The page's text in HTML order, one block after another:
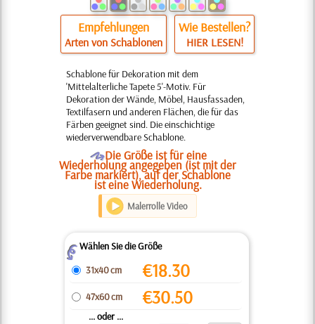
Empfehlungen
Arten von Schablonen
Wie Bestellen?
HIER LESEN!
Schablone für Dekoration mit dem
'Mittelalterliche Tapete 5'-Motiv. Für
Dekoration der Wände, Möbel, Hausfassaden,
Textilfasern und anderen Flächen, die für das
Färben geeignet sind. Die einschichtige
wiederverwendbare Schablone.
ODie Größe ist für eine
Wiederholung angegeben (ist mit der
Farbe markiert), auf der Schablone
ist eine Wiederholung.
Malerrolle Video
ZWählen Sie die Größe
31x40 cm
€18.30
47x60 cm €30.50
... oder ...